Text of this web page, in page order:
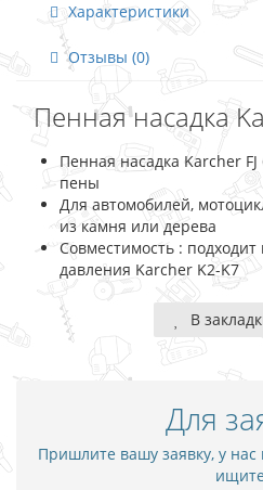
Характеристики
Отзывы (0)
Пенная насадка
Пенная насадка Karcher FJ
пены
Для автомобилей,
из камня или дерева
Совместимость :
давления Karcher K2-K7
В
Для
Пришлите вашу заявку, у